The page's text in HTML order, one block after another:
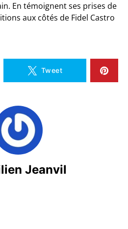
En témoignent ses prises de
aux côtés de Fidel Castro
Tweet
Jeanvil